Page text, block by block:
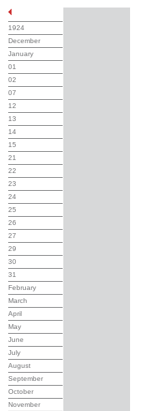
1924
December
January
01
02
07
12
13
14
15
21
22
23
24
25
26
27
29
30
31
February
March
April
May
June
July
August
September
October
November